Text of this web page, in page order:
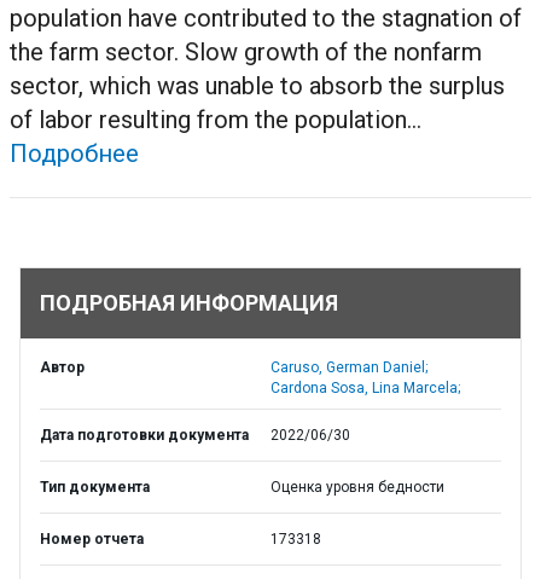
population have contributed to the stagnation of
the farm sector. Slow growth of the nonfarm
sector, which was unable to absorb the surplus
of labor resulting from the population...
Подробнее
ПОДРОБНАЯ ИНФОРМАЦИЯ
Автор
Caruso, German Daniel;
Cardona Sosa, Lina Marcela;
Дата подготовки документа 2022/06/30
Тип документа Оценка уровня бедности
Номер отчета 173318